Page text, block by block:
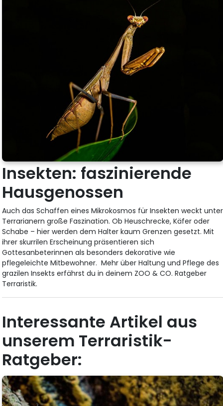
Insekten: faszinierende
Hausgenossen
Auch das Schaffen eines Mikrokosmos für Insekten weckt unter
Terrarianern große Faszination. Ob Heuschrecke, Käfer oder
Schabe – hier werden dem Halter kaum Grenzen gesetzt. Mit
ihrer skurrilen Erscheinung präsentieren sich
Gottesanbeterinnen als besonders dekorative wie
pflegeleichte Mitbewohner. Mehr über Haltung und Pflege des
grazilen Insekts erfährst du in deinem ZOO & CO. Ratgeber
Terraristik.
Interessante Artikel aus
unserem Terraristik-
Ratgeber: